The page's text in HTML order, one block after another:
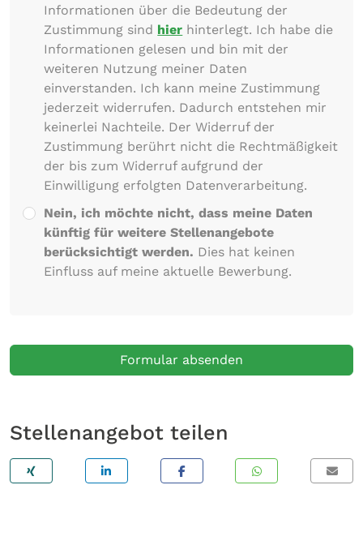
Informationen über die Bedeutung der
Zustimmung sind hier hinterlegt. Ich habe die
Informationen gelesen und bin mit der
weiteren Nutzung meiner Daten
einverstanden. Ich kann meine Zustimmung
jederzeit widerrufen. Dadurch entstehen mir
keinerlei Nachteile. Der Widerruf der
Zustimmung berührt nicht die Rechtmäßigkeit
der bis zum Widerruf aufgrund der
Einwilligung erfolgten Datenverarbeitung.
Nein, ich möchte nicht, dass meine Daten
künftig für weitere Stellenangebote
berücksichtigt werden. Dies hat keinen
Einfluss auf meine aktuelle Bewerbung.
Formular absenden
Stellenangebot teilen